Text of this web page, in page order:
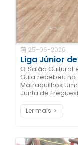
25-06-2026
Liga Júnior
O Salão Cultural
Guia recebeu no
Junta de
Ler mais